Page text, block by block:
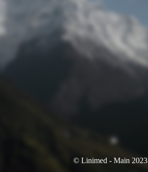
© Linimed - Main 2023